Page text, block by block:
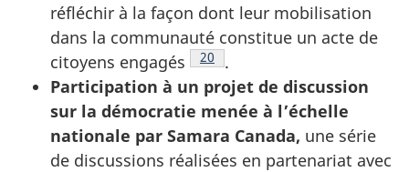
réfléchir à la façon dont leur mobilisation
dans la communauté constitue un acte de
citoyens engagés
Note de bas de page
20
.
Participation à un projet de discussion
sur la démocratie menée à l’échelle
nationale par Samara Canada, une série
de discussions réalisées en partenariat avec